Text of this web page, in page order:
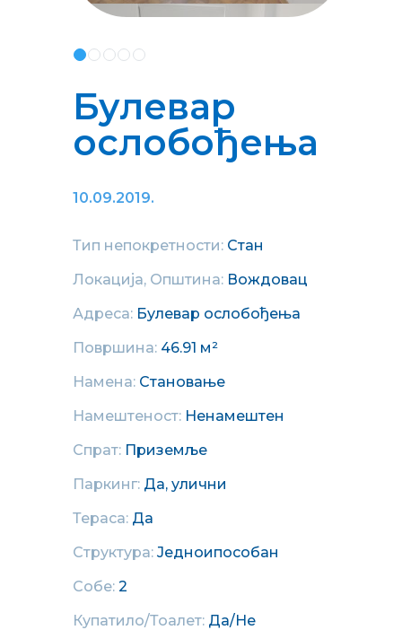
Булевар
ослобођења
10.09.2019.
Тип непокретности: Стан
Локација, Општина: Вождовац
Адреса: Булевар ослобођења
Површина: 46.91 м²
Намена: Становање
Намештеност: Ненамештен
Спрат: Приземље
Паркинг: Да, улични
Тераса: Да
Структура: Једноипособан
Собе: 2
Купатило/Тоалет: Да/Не